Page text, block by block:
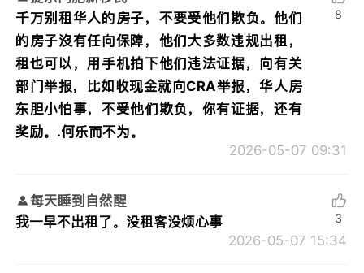
千万别租华人的房子，不要受他们欺负。他们
的房子沒有任向保障，他们大多数违规出租，
租也可以，用手机拍下他们违法证据，向有关
部门举报，比如收现金就向CRA举报，华人房
东胆小怕事，不受他们欺负，你有证据，还有
奖励。.何乐而不为。
2026-05-07 09:31
8
每天睡到自然醒
我一早不出租了。没租客没烦心事
2026-05-07 15:34
3